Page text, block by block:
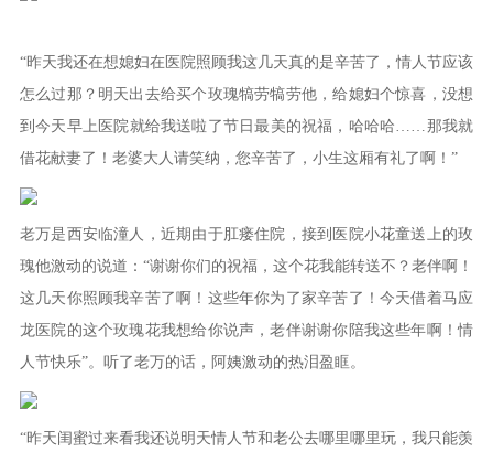
“昨天我还在想媳妇在医院照顾我这几天真的是辛苦了，情人节应该
怎么过那？明天出去给买个玫瑰犒劳犒劳他，给媳妇个惊喜，没想
到今天早上医院就给我送啦了节日最美的祝福，哈哈哈……那我就
借花献妻了！老婆大人请笑纳，您辛苦了，小生这厢有礼了啊！”
老万是西安临潼人，近期由于肛瘘住院，接到医院小花童送上的玫
瑰他激动的说道：“谢谢你们的祝福，这个花我能转送不？老伴啊！
这几天你照顾我辛苦了啊！这些年你为了家辛苦了！今天借着马应
龙医院的这个玫瑰花我想给你说声，老伴谢谢你陪我这些年啊！情
人节快乐”。听了老万的话，阿姨激动的热泪盈眶。
“昨天闺蜜过来看我还说明天情人节和老公去哪里哪里玩，我只能羡